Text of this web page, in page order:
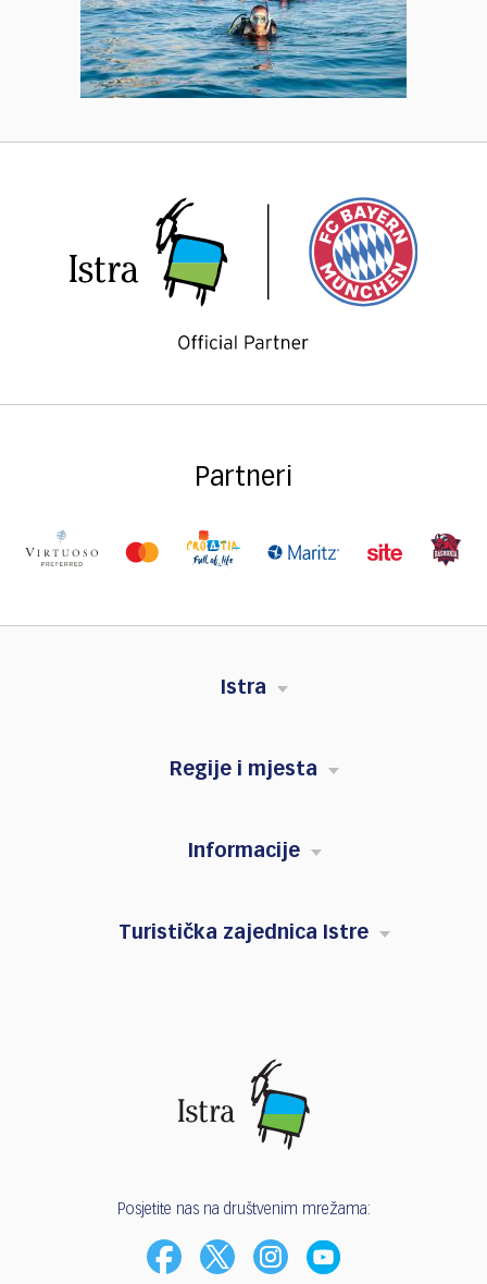
Partneri
Istra
Regije i mjesta
Informacije
Turistička zajednica Istre
Posjetite nas na društvenim mrežama: